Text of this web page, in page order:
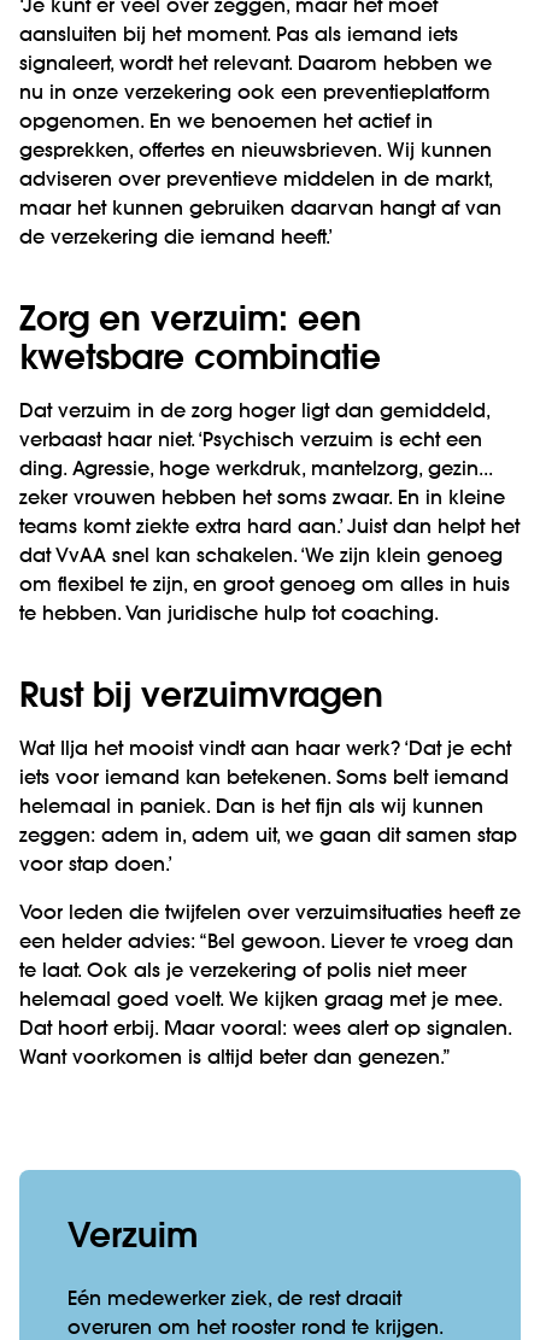
‘Je kunt er veel over zeggen, maar het moet
aansluiten bij het moment. Pas als iemand iets
signaleert, wordt het relevant. Daarom hebben we
nu in onze verzekering ook een preventieplatform
opgenomen. En we benoemen het actief in
gesprekken, offertes en nieuwsbrieven. Wij kunnen
adviseren over preventieve middelen in de markt,
maar het kunnen gebruiken daarvan hangt af van
de verzekering die iemand heeft.’
Zorg en verzuim: een
kwetsbare combinatie
Dat verzuim in de zorg hoger ligt dan gemiddeld,
verbaast haar niet. ‘Psychisch verzuim is echt een
ding. Agressie, hoge werkdruk, mantelzorg, gezin...
zeker vrouwen hebben het soms zwaar. En in kleine
teams komt ziekte extra hard aan.’ Juist dan helpt het
dat VvAA snel kan schakelen. ‘We zijn klein genoeg
om flexibel te zijn, en groot genoeg om alles in huis
te hebben. Van juridische hulp tot coaching.
Rust bij verzuimvragen
Wat Ilja het mooist vindt aan haar werk? ‘Dat je echt
iets voor iemand kan betekenen. Soms belt iemand
helemaal in paniek. Dan is het fijn als wij kunnen
zeggen: adem in, adem uit, we gaan dit samen stap
voor stap doen.’
Voor leden die twijfelen over verzuimsituaties heeft ze
een helder advies: “Bel gewoon. Liever te vroeg dan
te laat. Ook als je verzekering of polis niet meer
helemaal goed voelt. We kijken graag met je mee.
Dat hoort erbij. Maar vooral: wees alert op signalen.
Want voorkomen is altijd beter dan genezen.”
Verzuim
Eén medewerker ziek, de rest draait
overuren om het rooster rond te krijgen.